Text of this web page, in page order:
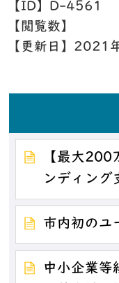
【ID】 D-4561
【閲覧数】
【更新日】 2021
【最大200
ンディング
市内初のユ
中小企業等